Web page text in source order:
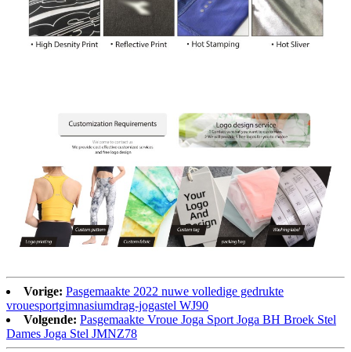
Vorige: Pasgemaakte 2022 nuwe volledige gedrukte
vrouesportgimnasiumdrag-jogastel WJ90
Volgende: Pasgemaakte Vroue Joga Sport Joga BH Broek Stel
Dames Joga Stel JMNZ78